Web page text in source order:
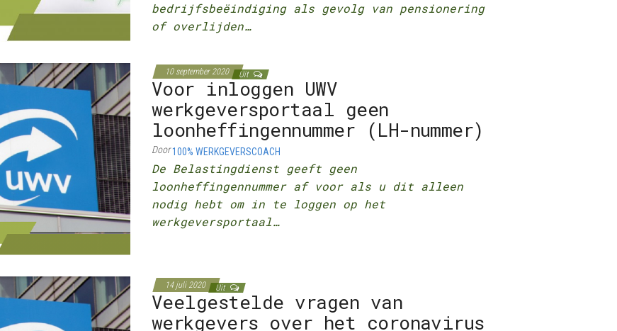
bedrijfsbeëindiging als gevolg van pensionering
of overlijden…
10 september 2020 Uit
Voor inloggen UWV
werkgeversportaal geen
loonheffingennummer (LH-nummer)
Door100% WERKGEVERSCOACH
De Belastingdienst geeft geen
loonheffingennummer af voor als u dit alleen
nodig hebt om in te loggen op het
werkgeversportaal…
14 juli 2020 Uit
Veelgestelde vragen van
werkgevers over het coronavirus